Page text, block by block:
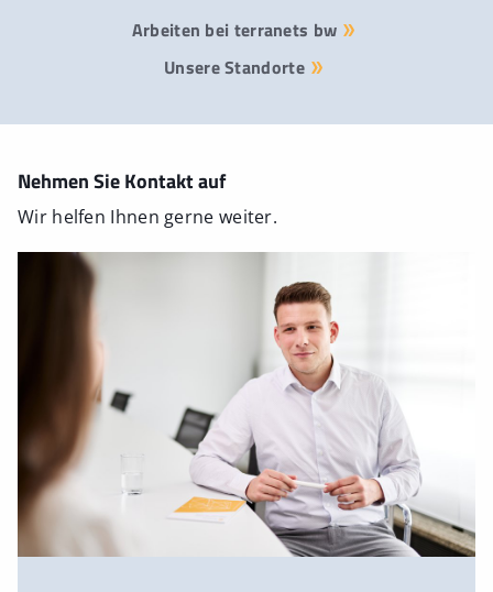
Arbeiten bei terranets bw
Unsere Standorte
Nehmen Sie Kontakt auf
Wir helfen Ihnen gerne weiter.